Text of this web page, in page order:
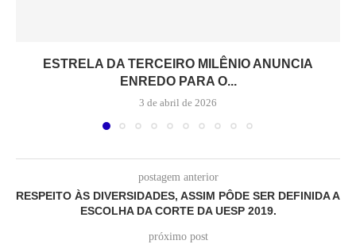
ESTRELA DA TERCEIRO MILÊNIO ANUNCIA
ENREDO PARA O...
3 de abril de 2026
postagem anterior
RESPEITO ÀS DIVERSIDADES, ASSIM PÔDE SER DEFINIDA A
ESCOLHA DA CORTE DA UESP 2019.
próximo post